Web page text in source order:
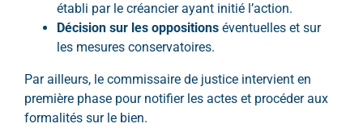
établi par le créancier ayant initié l’action.
Décision sur les oppositions éventuelles et sur
les mesures conservatoires.
Par ailleurs, le commissaire de justice intervient en
première phase pour notifier les actes et procéder aux
formalités sur le bien.